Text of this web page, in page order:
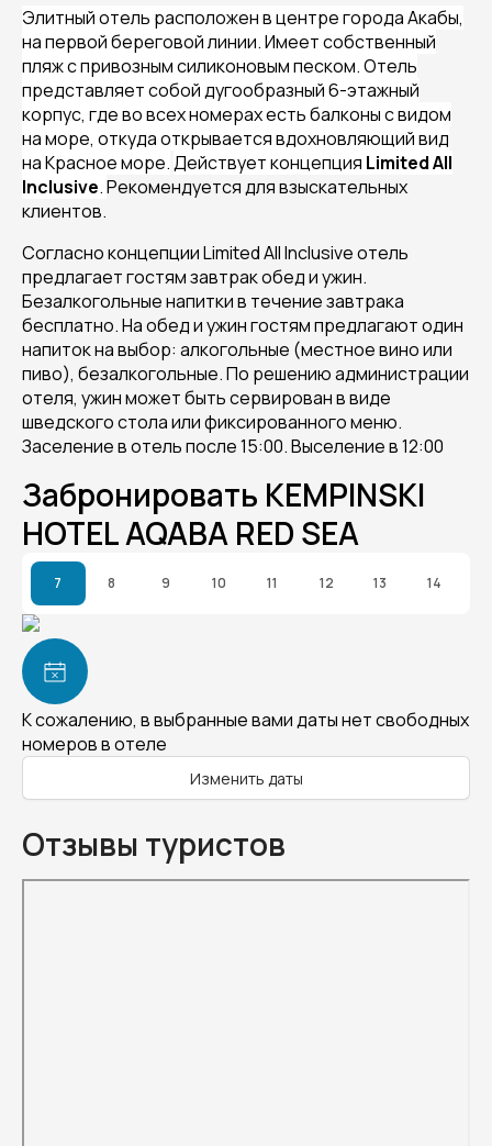
Элитный отель расположен в центре города Акабы,
на первой береговой линии. Имеет собственный
пляж с привозным силиконовым песком.Отель
представляет собой дугообразный 6-этажный
корпус, где во всех номерах есть балконы с видом
на море, откуда открывается вдохновляющий вид
на Красное море.Действует концепция Limited All
Inclusive.Рекомендуется для взыскательных
клиентов.
Согласно концепции Limited All Inclusive отель
предлагает гостям завтрак обед и ужин.
Безалкогольные напитки в течение завтрака
бесплатно. На обед и ужин гостям предлагают один
напиток на выбор: алкогольные (местное вино или
пиво), безалкогольные. По решению администрации
отеля, ужин может быть сервирован в виде
шведского стола или фиксированного меню.
Заселение в отель после 15:00. Выселение в 12:00
Забронировать KEMPINSKI
HOTEL AQABA RED SEA
7 8 9 10 11 12 13 14
К сожалению, в выбранные вами даты нет свободных
номеров в отеле
Изменить даты
Отзывы туристов